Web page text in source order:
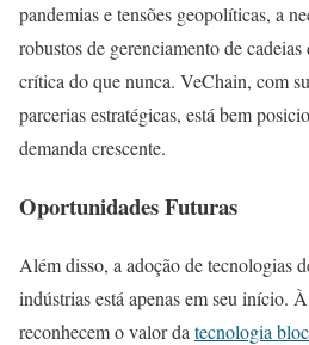
pandemias e tensões geopolíticas, a
robustos de gerenciamento de
crítica do que nunca. VeChain, com
parcerias estratégicas, está bem
demanda crescente.
Oportunidades Futuras
Além disso, a adoção de tecnologias
indústrias está apenas em seu início.
reconhecem o valor da tecnologia